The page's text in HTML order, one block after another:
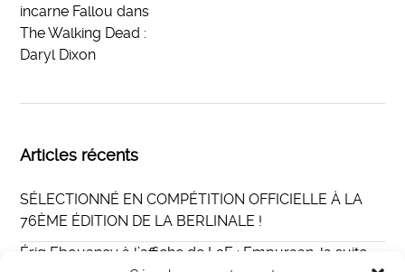
incarne Fallou dans
The Walking Dead :
Daryl Dixon
Articles récents
SÉLECTIONNÉ EN COMPÉTITION OFFICIELLE À LA
76ÈME ÉDITION DE LA BERLINALE !
Ériq Ebouaney à l’affiche de L2E : Empuraan, la suite